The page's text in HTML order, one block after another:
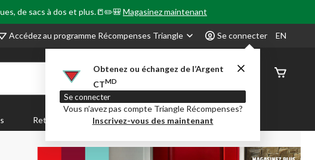
de sacs à dos et plus.📒✏️🎒Magasinez maintenant
Accédez au programme Récompenses Triangle Se connecter
Obtenez ou échangez de l’Argent
CTMD
Se connecter
Vous n’avez pas compte Triangle Récompenses?
Inscrivez-vous des maintenant
EN
État de
Retour en Classe Party City Centre-auto